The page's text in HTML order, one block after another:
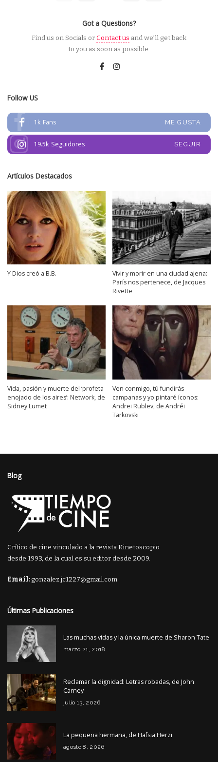
Got a Questions?
Find us on Socials orContact us and we’ll get back
to you as soon as possible.
Follow US
1k Fans ME GUSTA
19.5k Seguidores SEGUIR
Artículos Destacados
Y Dios creó a B.B.
Vivir y morir en una ciudad ajena:
París nos pertenece, de Jacques
Rivette
Vida, pasión y muerte del ‘profeta
enojado de los aires’: Network, de
Sidney Lumet
Ven conmigo, tú fundirás
campanas y yo pintaré íconos:
Andrei Rublev, de Andréi
Tarkovski
Blog
Crítico de cine vinculado a la revista Kinetoscopio
desde 1993, de la cual es su editor desde 2009.
Email:gonzalez.jc1227@gmail.com
Últimas Publicaciones
Las muchas vidas y la única muerte de Sharon Tate
marzo 21, 2018
Reclamar la dignidad: Letras robadas, de John
Carney
julio 13, 2026
La pequeña hermana, de Hafsia Herzi
agosto 8, 2026